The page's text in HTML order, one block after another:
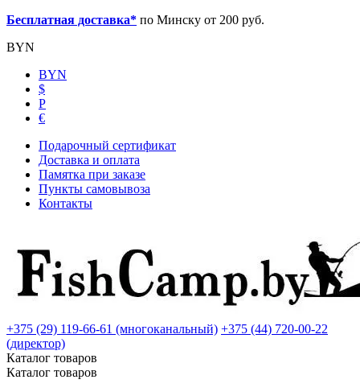
Бесплатная доставка* по Минску от 200 руб.
BYN
BYN
$
Р
€
Подарочный сертификат
Доставка и оплата
Памятка при заказе
Пункты самовывоза
Контакты
+375 (29) 119-66-61 (многоканальный) +375 (44) 720-00-22
(директор)
Каталог товаров
Каталог товаров